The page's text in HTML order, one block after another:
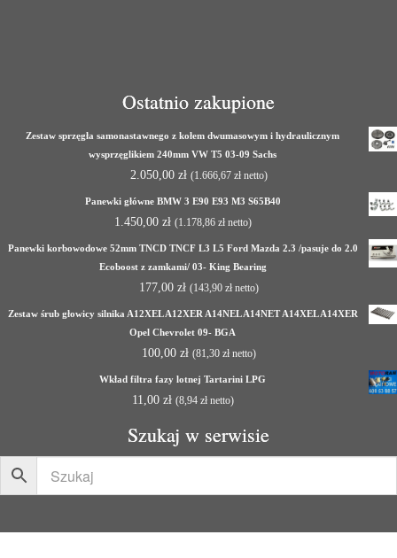
Ostatnio zakupione
Zestaw sprzęgła samonastawnego z kołem dwumasowym i hydraulicznym
wysprzęglikiem 240mm VW T5 03-09 Sachs
2.050,00 zł (1.666,67 złnetto)
Panewki główne BMW 3 E90 E93 M3 S65B40
1.450,00 zł (1.178,86 złnetto)
Panewki korbowodowe 52mm TNCD TNCF L3 L5 Ford Mazda 2.3 /pasuje do 2.0
Ecoboost z zamkami/ 03- King Bearing
177,00 zł (143,90 złnetto)
Zestaw śrub głowicy silnika A12XEL A12XER A14NEL A14NET A14XEL A14XER
Opel Chevrolet 09- BGA
100,00 zł (81,30 złnetto)
Wkład filtra fazy lotnej Tartarini LPG
11,00 zł (8,94 złnetto)
Szukaj w serwisie